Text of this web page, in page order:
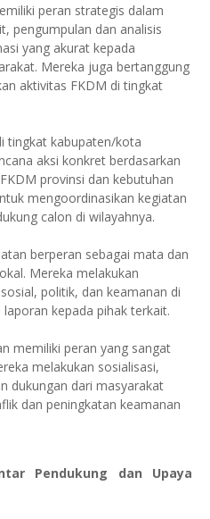
peran strategis dalam
pengumpulan dan analisis
yang akurat kepada
Mereka juga bertanggung
aktivitas FKDM di tingkat
tingkat kabupaten/kota
aksi konkret berdasarkan
provinsi dan kebutuhan
mengoordinasikan kegiatan
calon di wilayahnya.
berperan sebagai mata dan
Mereka melakukan
politik, dan keamanan di
kepada pihak terkait.
memiliki peran yang sangat
melakukan sosialisasi,
dukungan dari masyarakat
dan peningkatan keamanan
Pendukung dan Upaya